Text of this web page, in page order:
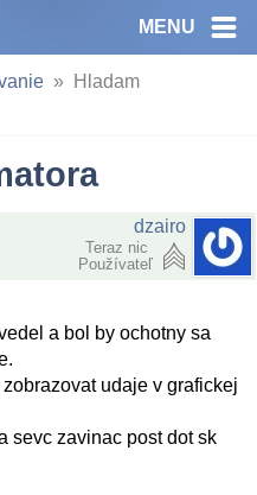
MENU
Hladam
dzairo
Teraz nic
Používateľ
a bol by ochotny sa
udaje v grafickej
sevc zavinac post dot sk